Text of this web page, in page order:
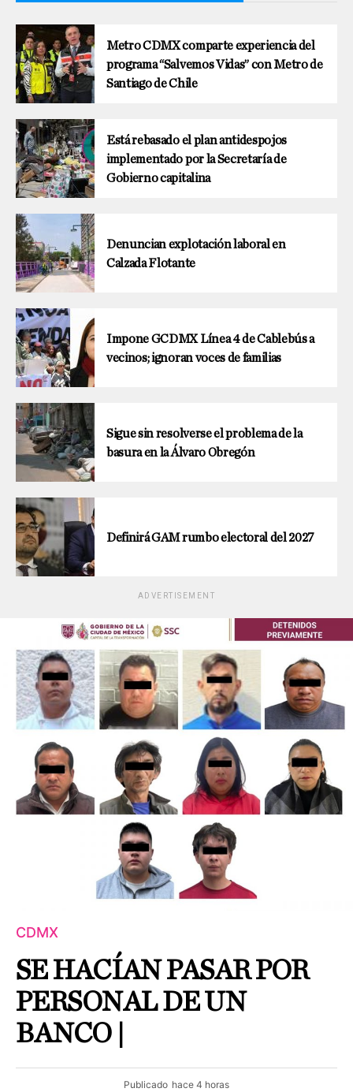
Metro CDMX comparte experiencia del
programa “Salvemos Vidas” con Metro de
Santiago de Chile
Está rebasado el plan antidespojos
implementado por la Secretaría de
Gobierno capitalina
Denuncian explotación laboral en
Calzada Flotante
Impone GCDMX Línea 4 de Cablebús a
vecinos; ignoran voces de familias
Sigue sin resolverse el problema de la
basura en la Álvaro Obregón
Definirá GAM rumbo electoral del 2027
ADVERTISEMENT
CDMX
SE HACÍAN PASAR POR
PERSONAL DE UN
BANCO |
Publicado hace 4 horas